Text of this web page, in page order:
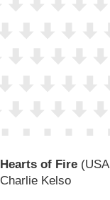
Hearts of Fire (USA
Charlie Kelso